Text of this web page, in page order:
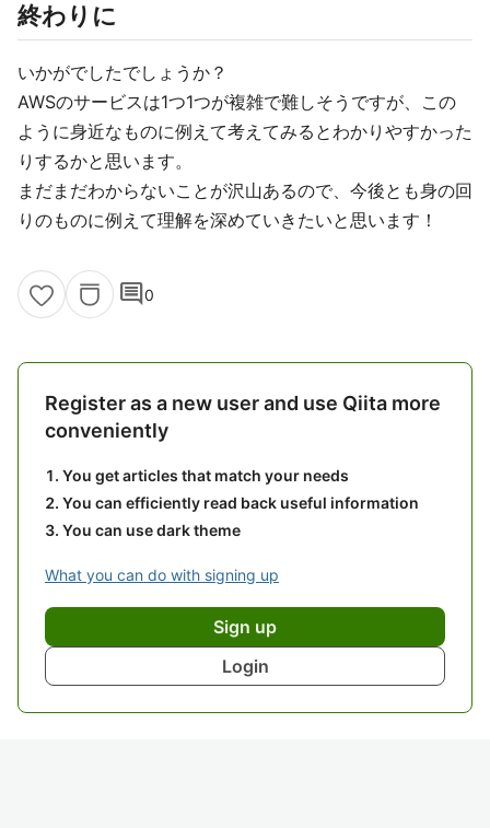
終わりに
いかがでしたでしょうか？
AWSのサービスは1つ1つが複雑で難しそうですが、この
ように身近なものに例えて考えてみるとわかりやすかった
りするかと思います。
まだまだわからないことが沢山あるので、今後とも身の回
りのものに例えて理解を深めていきたいと思います！
comment0
Register as a new user and use Qiita more
conveniently
You get articles that match your needs
You can efficiently read back useful information
You can use dark theme
What you can do with signing up
Sign up
Login